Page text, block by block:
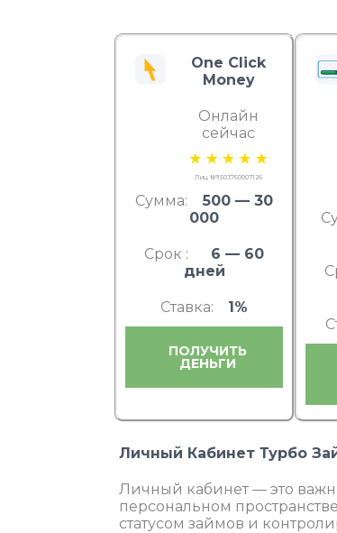
One Click
Money
Онлайн
сейчас
Лиц. №1503760007126
Сумма:
500 — 30
000
Срок :
6 — 60
дней
Ставка: 1%
ПОЛУЧИТЬ
ДЕНЬГИ
Личный Кабинет Турбо
Личный кабинет — это
персональном
статусом займов и